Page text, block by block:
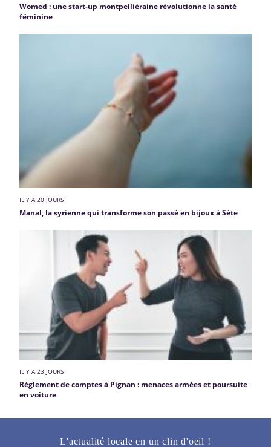
Womed : une start-up montpelliéraine révolutionne la santé
féminine
IL Y A 20 JOURS
Manal, la syrienne qui transforme son passé en bijoux à Sète
IL Y A 23 JOURS
Règlement de comptes à Pignan : menaces armées et poursuite
en voiture
L'actualité locale en un clin d'oeil !